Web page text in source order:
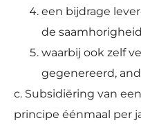
een bijdrage
de
waarbij ook zelf
gegenereerd,
c. Subsidiëring van
principe éénmaal per